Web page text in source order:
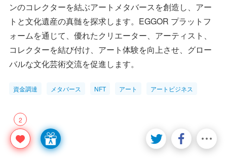
ンのコレクターを結ぶアートメタバースを創造し、アー
トと文化遺産の真髄を探求します。EGGOR プラットフ
ォームを通じて、優れたクリエーター、アーティスト、
コレクターを結び付け、アート体験を向上させ、グロー
バルな文化芸術交流を促進します。
資金調達 メタバース NFT アート アートビジネス
2